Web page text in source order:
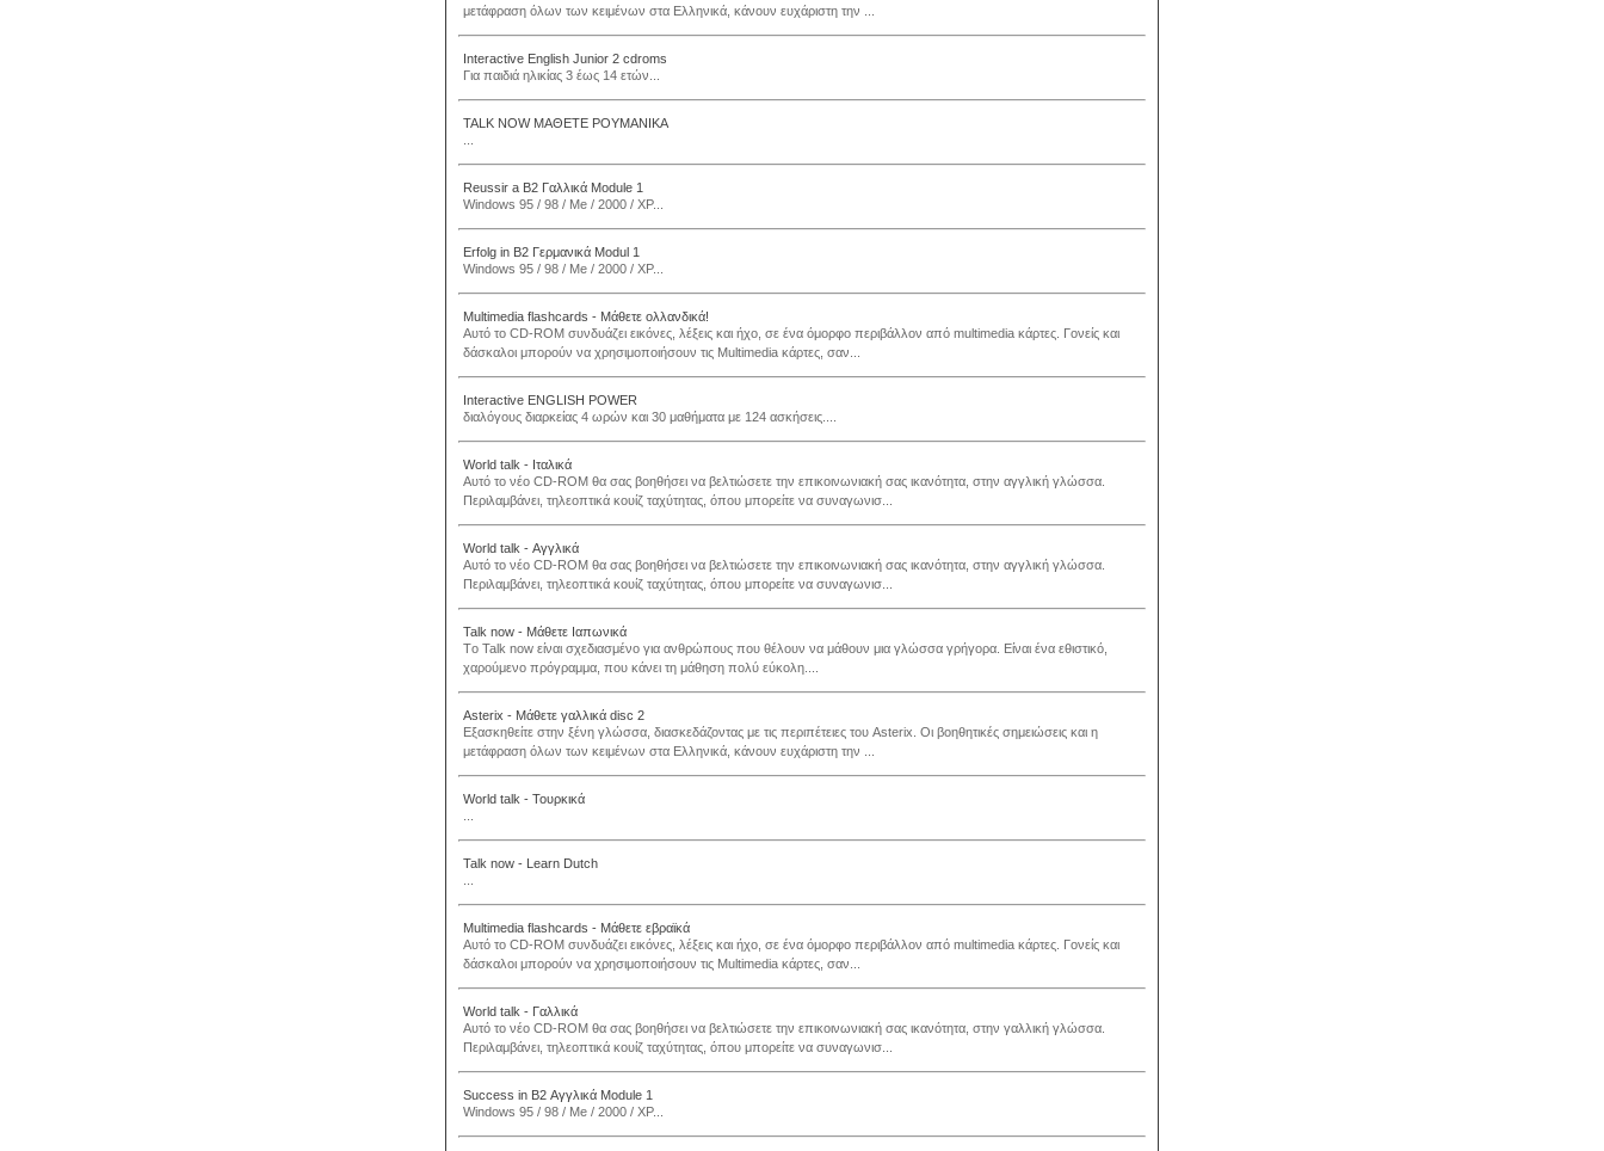
μετάφραση όλων των κειμένων στα Ελληνικά, κάνουν ευχάριστη την ...
Interactive English Junior 2 cdroms
Για παιδιά ηλικίας 3 έως 14 ετών...
TALK NOW ΜΑΘΕΤΕ ΡΟΥΜΑΝΙΚΑ
Reussir a B2 Γαλλικά Module 1
Windows 95 / 98 / Me / 2000 / XP...
Erfolg in B2 Γερμανικά Modul 1
Windows 95 / 98 / Me / 2000 / XP...
Multimedia flashcards - Μάθετε ολλανδικά!
Αυτό το CD-ROM συνδυάζει εικόνες, λέξεις και ήχο, σε ένα όμορφο περιβάλλον από multimedia κάρτες. Γονείς και
δάσκαλοι μπορούν να χρησιμοποιήσουν τις Multimedia κάρτες, σαν...
Interactive ENGLISH POWER
διαλόγους διαρκείας 4 ωρών και 30 μαθήματα με 124 ασκήσεις....
World talk - Ιταλικά
Αυτό το νέο CD-ROM θα σας βοηθήσει να βελτιώσετε την επικοινωνιακή σας ικανότητα, στην αγγλική γλώσσα.
Περιλαμβάνει, τηλεοπτικά κουίζ ταχύτητας, όπου μπορείτε να συναγωνισ...
World talk - Αγγλικά
Αυτό το νέο CD-ROM θα σας βοηθήσει να βελτιώσετε την επικοινωνιακή σας ικανότητα, στην αγγλική γλώσσα.
Περιλαμβάνει, τηλεοπτικά κουίζ ταχύτητας, όπου μπορείτε να συναγωνισ...
Talk now - Μάθετε Ιαπωνικά
Τo Talk now είναι σχεδιασμένο για ανθρώπους που θέλουν να μάθουν μια γλώσσα γρήγορα. Είναι ένα εθιστικό,
χαρούμενο πρόγραμμα, που κάνει τη μάθηση πολύ εύκολη....
Asterix - Μάθετε γαλλικά disc 2
Εξασκηθείτε στην ξένη γλώσσα, διασκεδάζοντας με τις περιπέτειες του Asterix. Οι βοηθητικές σημειώσεις και η
μετάφραση όλων των κειμένων στα Ελληνικά, κάνουν ευχάριστη την ...
World talk - Τουρκικά
Talk now - Learn Dutch
Multimedia flashcards - Μάθετε εβραϊκά
Αυτό το CD-ROM συνδυάζει εικόνες, λέξεις και ήχο, σε ένα όμορφο περιβάλλον από multimedia κάρτες. Γονείς και
δάσκαλοι μπορούν να χρησιμοποιήσουν τις Multimedia κάρτες, σαν...
World talk - Γαλλικά
Αυτό το νέο CD-ROM θα σας βοηθήσει να βελτιώσετε την επικοινωνιακή σας ικανότητα, στην γαλλική γλώσσα.
Περιλαμβάνει, τηλεοπτικά κουίζ ταχύτητας, όπου μπορείτε να συναγωνισ...
Success in B2 Αγγλικά Module 1
Windows 95 / 98 / Me / 2000 / XP...